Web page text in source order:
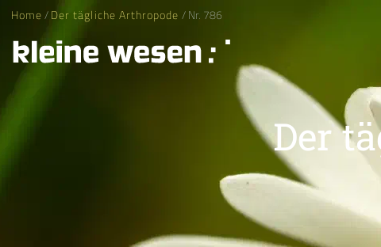
Home/Der tägliche Arthropode / Nr. 786
Der